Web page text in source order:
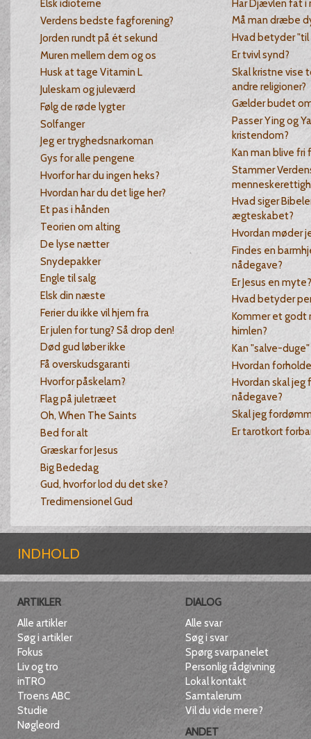
Elsk idioterne
Verdens bedste fagforening?
Jorden rundt på ét sekund
Muren mellem dem og os
Husk at tage Vitamin L
Juleskam og juleværd
Følg de røde lygter
Solfanger
Jeg er tryghedsnarkoman
Gys for alle pengene
Hvorfor har du ingen heks?
Hvordan har du det lige her?
Et pas i hånden
Teorien om alting
De lyse nætter
Snydepakker
Engle til salg
Elsk din næste
Ferier du ikke vil hjem fra
Er julen for tung? Så drop den!
Død gud løber ikke
Få overskudsgaranti
Hvorfor påskelam?
Flag på juletræet
Oh, When The Saints
Bed for alt
Græskar for Jesus
Big Bededag
Gud, hvorfor lod du det ske?
Tredimensionel Gud
Har Djævlen fat i
Må man dræbe
Hvad betyder "til
Er tvivl synd?
Skal kristne vise
andre religioner?
Gælder budet
Passer Ying og
kristendom?
Kan man blive fri
Stammer
Hvad siger
ægteskabet?
Hvordan møder
Findes en
nådegave?
Er Jesus en myte?
Hvad betyder
Kommer et godt
himlen?
Kan "salve-
Hvordan
Hvordan skal
nådegave?
Skal jeg
Er tarotkort
INDHOLD
ARTIKLER
Alle artikler
Søg i artikler
Fokus
Liv og tro
inTRO
Troens ABC
Studie
Nøgleord
DIALOG
Alle svar
Søg i svar
Spørg svarpanelet
Personlig rådgivning
Lokal kontakt
Samtalerum
Vil du vide mere?
ANDET